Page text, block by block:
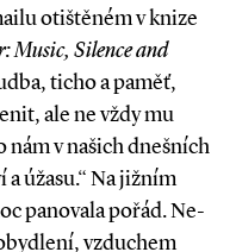
otištěném v knize
Music, Silence and
ticho a paměť,
ale ne vždy mu
v našich dnešních
úžasu.“ Na jižním
panovala pořád. Ne­
vzduchem